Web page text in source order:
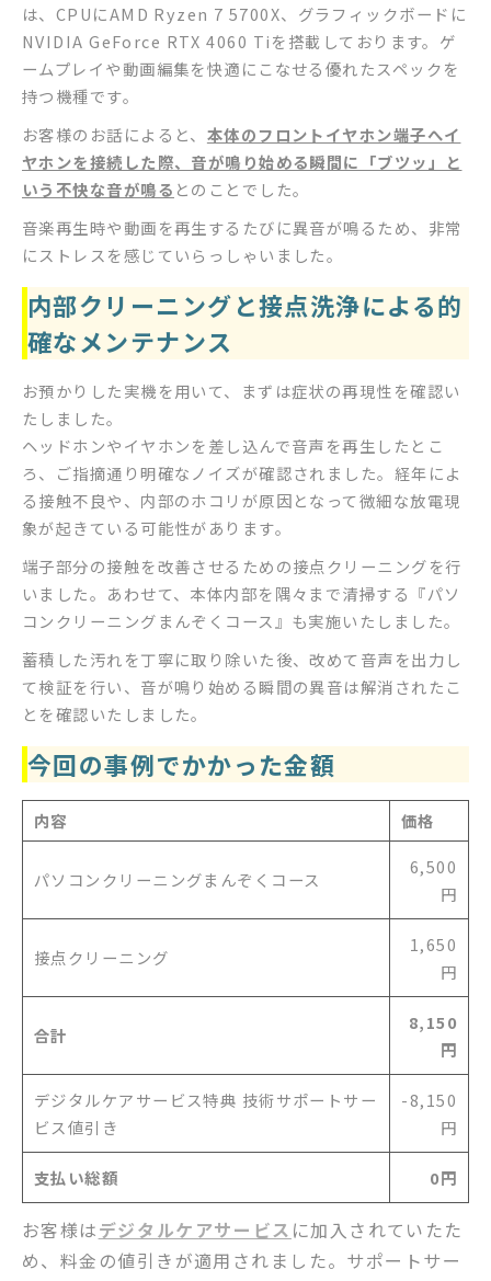
は、CPUにAMD Ryzen 7 5700X、グラフィックボードに
NVIDIA GeForce RTX 4060 Tiを搭載しております。ゲ
ームプレイや動画編集を快適にこなせる優れたスペックを
持つ機種です。
お客様のお話によると、 本体のフロントイヤホン端子へイ
ヤホンを接続した際、音が鳴り始める瞬間に「ブツッ」と
いう不快な音が鳴る とのことでした。
音楽再生時や動画を再生するたびに異音が鳴るため、非常
にストレスを感じていらっしゃいました。
内部クリーニングと接点洗浄による的
確なメンテナンス
お預かりした実機を用いて、まずは症状の再現性を確認い
たしました。
ヘッドホンやイヤホンを差し込んで音声を再生したとこ
ろ、ご指摘通り明確なノイズが確認されました。経年によ
る接触不良や、内部のホコリが原因となって微細な放電現
象が起きている可能性があります。
端子部分の接触を改善させるための接点クリーニングを行
いました。あわせて、本体内部を隅々まで清掃する『パソ
コンクリーニングまんぞくコース』も実施いたしました。
蓄積した汚れを丁寧に取り除いた後、改めて音声を出力し
て検証を行い、音が鳴り始める瞬間の異音は解消されたこ
とを確認いたしました。
今回の事例でかかった金額
内容 価格
パソコンクリーニングまんぞくコース
6,500
円
接点クリーニング
1,650
円
合計
8,150
円
デジタルケアサービス特典 技術サポートサー
ビス値引き
-8,150
円
支払い総額 0円
お客様はデジタルケアサービス に加入されていたた
め、料金の値引きが適用されました。サポートサー